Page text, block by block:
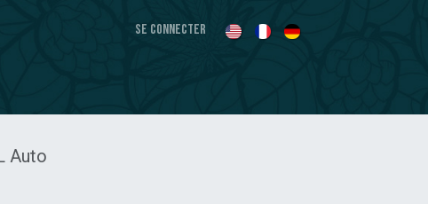
Se connecter
Auto